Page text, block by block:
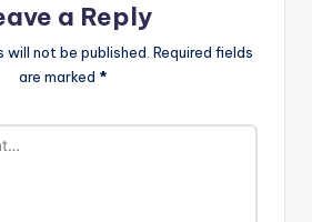
a Reply
will not be published. Required fields
are marked *